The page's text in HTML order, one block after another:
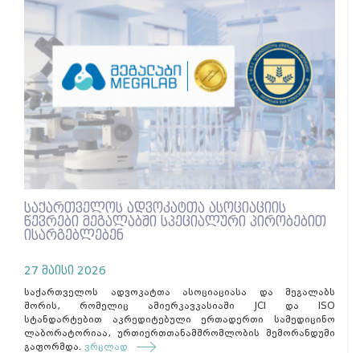
საქართველოს ადვოკატთა ასოციაციის
წევრები მეგალაბში სპეციალური პირობებით
ისარგებლებენ
27 მაისი 2026
საქართველოს ადვოკატთა ასოციაციასა და მეგალაბს
შორის, რომელიც ამიერკავკასიაში JCI და ISO
სტანდარტებით აკრედიტებული ერთადერთი სამედიცინო
ლაბორატორიაა, ურთიერთთანამშრომლობის მემორანდუმი
გაფორმდა. ვრცლად